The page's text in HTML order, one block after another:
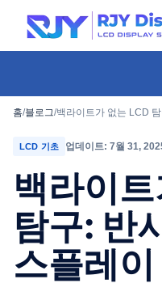
홈/블로그/백라이트가 없는 LCD
LCD 기초 업데이트: 7월 31,
백라이
탐구: 반
스플레이